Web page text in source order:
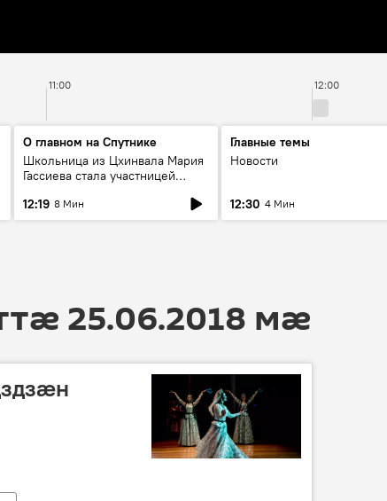
11:00 12:00
О главном на Спутнике
Школьница из Цхинвала Мария
Гассиева стала участницей
«Большая перемена»
12:19 8 Мин
Главные темы
Новости
12:30 4 Мин
25.06.2018 мӕ